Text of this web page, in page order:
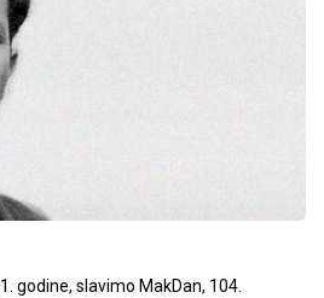
godine, slavimo MakDan, 104.